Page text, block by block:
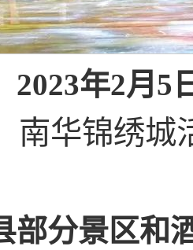
2023年2月5
南华锦绣城
部分景区和